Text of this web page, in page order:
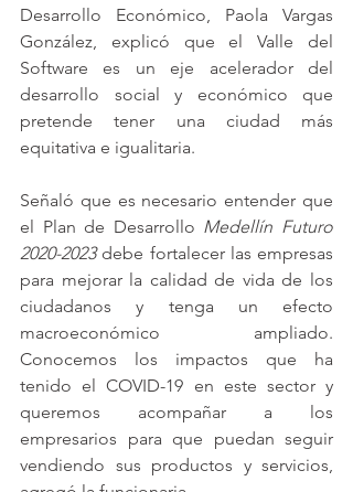
Desarrollo Económico, Paola Vargas
González, explicó que el Valle del
Software es un eje acelerador del
desarrollo social y económico que
pretende tener una ciudad más
equitativa e igualitaria.
Señaló que es necesario entender que
el Plan de Desarrollo Medellín Futuro
2020-2023 debe fortalecer las empresas
para mejorar la calidad de vida de los
ciudadanos y tenga un efecto
macroeconómico ampliado.
Conocemos los impactos que ha
tenido el COVID-19 en este sector y
queremos acompañar a los
empresarios para que puedan seguir
vendiendo sus productos y servicios,